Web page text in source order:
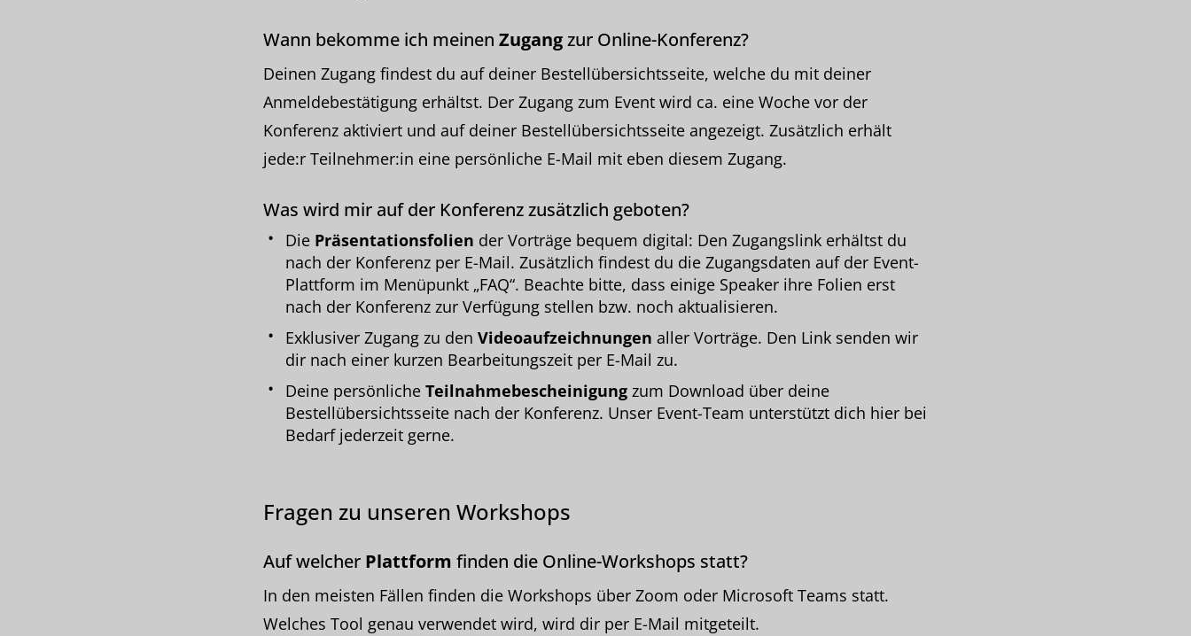
Wann bekomme ich meinen Zugangzur Online-Konferenz?
Deinen Zugang findest du auf deiner Bestellübersichtsseite, welche du mit deiner
Anmeldebestätigung erhältst. Der Zugang zum Event wird ca. eine Woche vor der
Konferenz aktiviert und auf deiner Bestellübersichtsseite angezeigt. Zusätzlich erhält
jede:r Teilnehmer:in eine persönliche E-Mail mit eben diesem Zugang.
Was wird mir auf der Konferenz zusätzlich geboten?
Die Präsentationsfolien der Vorträge bequem digital: Den Zugangslink erhältst du
nach der Konferenz per E-Mail. Zusätzlich findest du die Zugangsdaten auf der Event-
Plattform im Menüpunkt „FAQ“. Beachte bitte, dass einige Speaker ihre Folien erst
nach der Konferenz zur Verfügung stellen bzw. noch aktualisieren.
Exklusiver Zugang zu den Videoaufzeichnungen aller Vorträge. Den Link senden wir
dir nach einer kurzen Bearbeitungszeit per E-Mail zu.
Deine persönliche Teilnahmebescheinigung zum Download über deine
Bestellübersichtsseite nach der Konferenz. Unser Event-Team unterstützt dich hier bei
Bedarf jederzeit gerne.
Fragen zu unseren Workshops
Auf welcher Plattform finden die Online-Workshops statt?
In den meisten Fällen finden die Workshops über Zoom oder Microsoft Teams statt.
Welches Tool genau verwendet wird, wird dir per E-Mail mitgeteilt.